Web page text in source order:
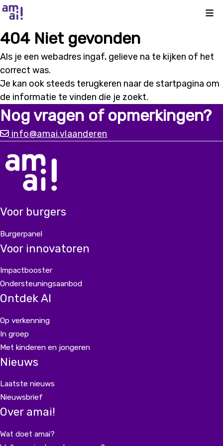
404 Niet gevonden
Als je een webadres ingaf, gelieve na te kijken of het
correct was.
Je kan ook steeds terugkeren naar de startpagina om
de informatie te vinden die je zoekt.
Nog vragen of opmerkingen?
info@amai.vlaanderen
Voor burgers
Burgerpanel
Voor innovatoren
Impactbooster
Ondersteuningsaanbod
Ontdek AI
Op verkenning
In groep
Met kinderen en jongeren
Nieuws
Laatste nieuws
Nieuwsbrief
Over amai!
Wat doet amai?